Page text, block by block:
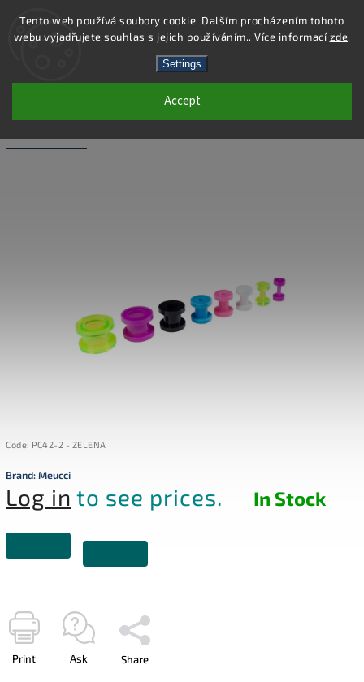
Tento web používá soubory cookie. Dalším procházením tohoto
webu vyjadřujete souhlas s jejich používáním.. Více informacízde.
Settings
Accept
Search
PC42-2 - PIERCING TUNEL - ZELENÁ -
Code: PC42-2 - ZELENA
Brand:Meucci
Log in to see prices. In Stock
Print Ask Share